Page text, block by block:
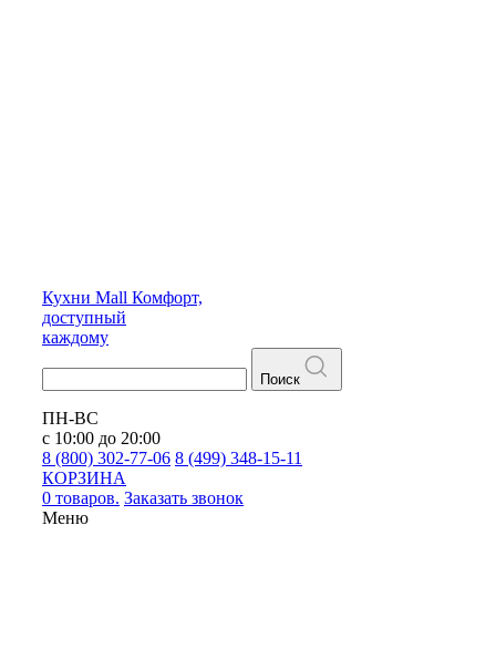
Кухни Mall Комфорт,
доступный
каждому
Поиск
ПН-ВС
с 10:00 до 20:00
8 (800) 302-77-06 8 (499) 348-15-11
КОРЗИНА
0 товаров. Заказать звонок
Меню